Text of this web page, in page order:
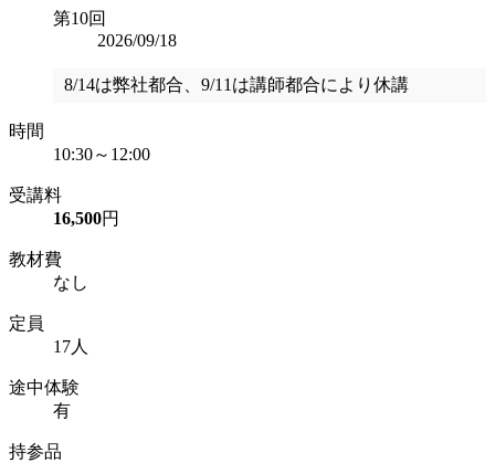
第10回
2026/09/18
8/14は弊社都合、9/11は講師都合により休講
時間
10:30～12:00
受講料
16,500円
教材費
なし
定員
17人
途中体験
有
持参品